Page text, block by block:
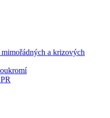
a krizových